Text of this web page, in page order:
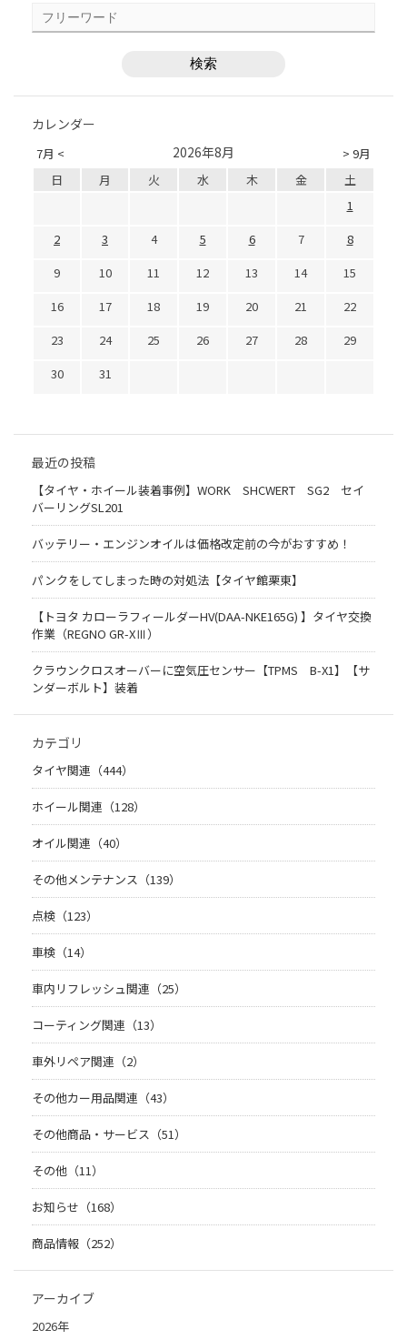
カレンダー
7月 < > 9月
2026年8月
日 月 火 水 木 金
土
1
2
3 4 5 6 7
8
9
10 11 12 13 14
15
16
17 18 19 20 21
22
23
24 25 26 27 28
29
30
31
最近の投稿
【タイヤ・ホイール装着事例】WORK SHCWERT SG2 セイ
バーリングSL201
バッテリー・エンジンオイルは価格改定前の今がおすすめ！
パンクをしてしまった時の対処法【タイヤ館栗東】
【トヨタ カローラフィールダーHV(DAA-NKE165G) 】タイヤ交換
作業（REGNO GR-XⅢ）
クラウンクロスオーバーに空気圧センサー【TPMS B-X1】【サ
ンダーボルト】装着
カテゴリ
タイヤ関連（444）
ホイール関連（128）
オイル関連（40）
その他メンテナンス（139）
点検（123）
車検（14）
車内リフレッシュ関連（25）
コーティング関連（13）
車外リペア関連（2）
その他カー用品関連（43）
その他商品・サービス（51）
その他（11）
お知らせ（168）
商品情報（252）
アーカイブ
2026年